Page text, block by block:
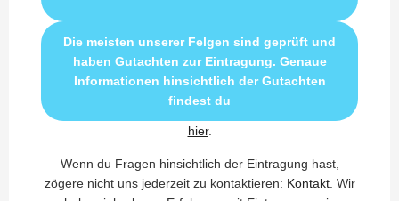
Die meisten unserer Felgen sind geprüft und
haben Gutachten zur Eintragung. Genaue
Informationen hinsichtlich der Gutachten
findest du
hier.
Wenn du Fragen hinsichtlich der Eintragung hast,
zögere nicht uns jederzeit zu kontaktieren: Kontakt. Wir